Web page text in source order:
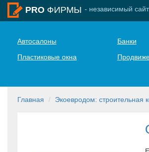
PRO ФИРМЫ - независимый
Автосалоны Банки
Пластиковые окна
Главная Экоевродом: строительная